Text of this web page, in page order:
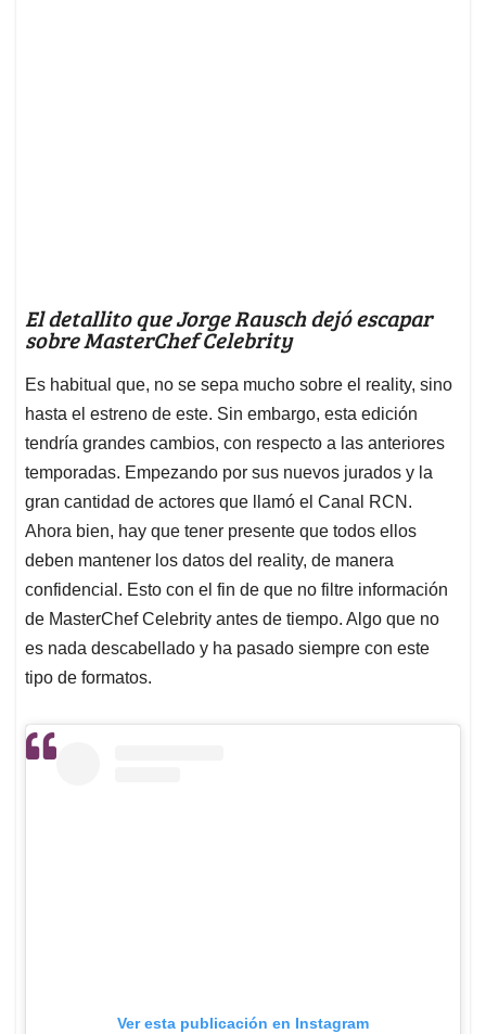
El detallito que Jorge Rausch dejó escapar
sobre MasterChef Celebrity
Es habitual que, no se sepa mucho sobre el reality, sino
hasta el estreno de este. Sin embargo, esta edición
tendría grandes cambios, con respecto a las anteriores
temporadas. Empezando por sus nuevos jurados y la
gran cantidad de actores que llamó el Canal RCN.
Ahora bien, hay que tener presente que todos ellos
deben mantener los datos del reality, de manera
confidencial. Esto con el fin de que no filtre información
de MasterChef Celebrity antes de tiempo. Algo que no
es nada descabellado y ha pasado siempre con este
tipo de formatos.
Ver esta publicación en Instagram